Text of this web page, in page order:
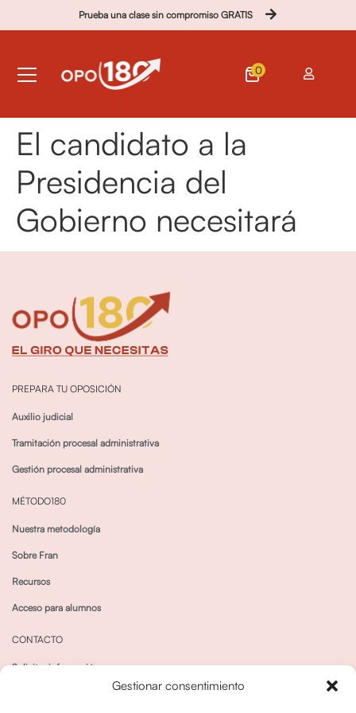
Gestionar consentimiento
Prueba una clase sin compromiso GRATIS
0
El candidato a la
Presidencia del
Gobierno necesitará
PREPARA TU OPOSICIÓN
Auxilio judicial
Tramitación procesal administrativa
Gestión procesal administrativa
MÉTODO180
Nuestra metodología
Sobre Fran
Recursos
Acceso para alumnos
CONTACTO
Solicitar información